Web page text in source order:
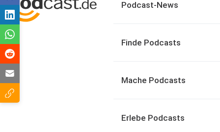
Podcast-News
Finde Podcasts
Mache Podcasts
Erlebe Podcasts